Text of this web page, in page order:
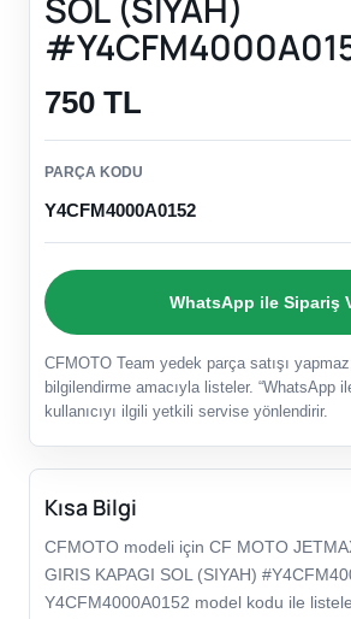
SOL (SIYAH)
750 TL
PARÇA KODU
Y4CFM4000A0152
WhatsApp ile Sipariş
CFMOTO Team yedek parça satışı
bilgilendirme amacıyla listeler. “WhatsApp
kullanıcıyı ilgili yetkili servise yönlendirir.
Kısa Bilgi
CFMOTO modeli için CF MOTO
GIRIS KAPAGI SOL (SIYAH)
Y4CFM4000A0152 model kodu ile